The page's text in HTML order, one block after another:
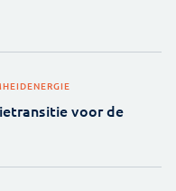
ENERGIE
voor de